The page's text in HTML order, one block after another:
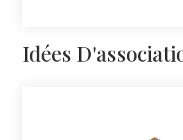
Idées